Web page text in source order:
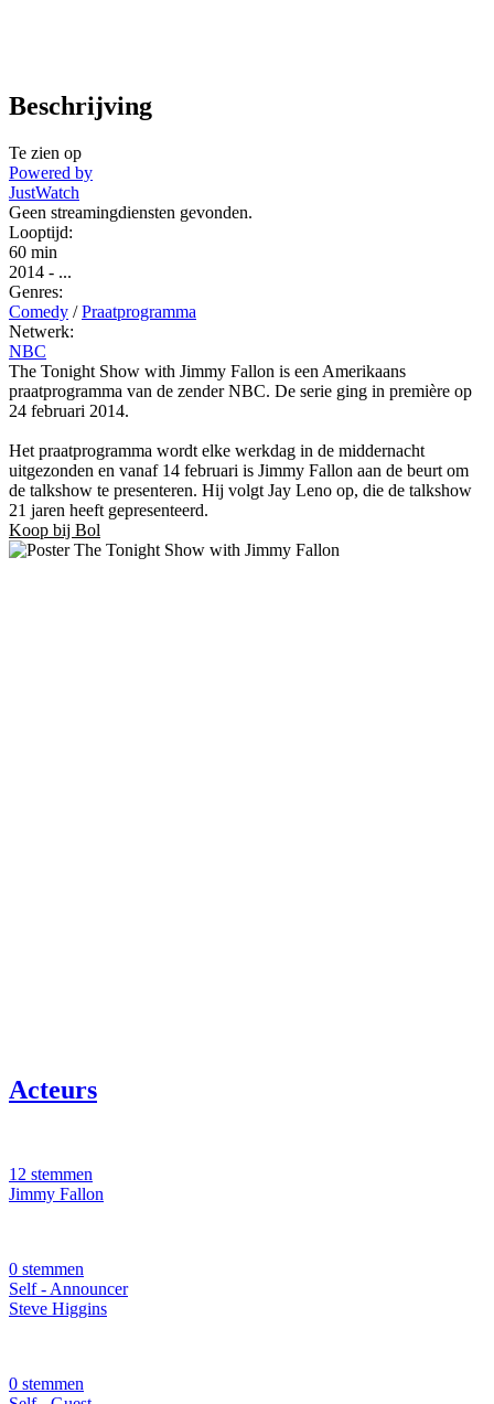
Beschrijving
Te zien op
Powered by
JustWatch
Geen streamingdiensten gevonden.
Looptijd:
60 min
2014 - ...
Genres:
Comedy / Praatprogramma
Netwerk:
NBC
The Tonight Show with Jimmy Fallon is een Amerikaans
praatprogramma van de zender NBC. De serie ging in première op
24 februari 2014.
Het praatprogramma wordt elke werkdag in de middernacht
uitgezonden en vanaf 14 februari is Jimmy Fallon aan de beurt om
de talkshow te presenteren. Hij volgt Jay Leno op, die de talkshow
21 jaren heeft gepresenteerd.
Koop bij Bol
Acteurs
12 stemmen
Jimmy Fallon
0 stemmen
Self - Announcer
Steve Higgins
0 stemmen